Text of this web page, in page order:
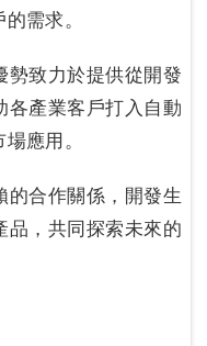
需求。
勢致力於提供從開發
各產業客戶打入自動
應用。
的合作關係，開發生
品，共同探索未來的